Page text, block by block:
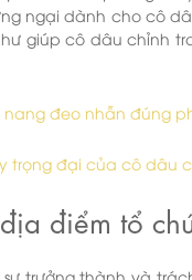
ngại dành cho cô
giúp cô dâu chỉnh
đeo nhẫn đúng
trọng đại của cô dâu
điểm tổ